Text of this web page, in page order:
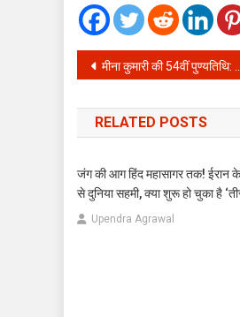
Post
navigation
मीना कुमारी की 54वीं पुण्यतिथि: अनाथालय छोड़ी गई बच्ची कैसे बनी बॉलीवुड की ट्रेजेडी क्वीन? पढ़ें जीवन संघर्ष की अनकही कहानी
RELATED POSTS
जंग की आग हिंद महासागर तक! ईरान
से दुनिया सहमी, क्या शुरू हो चुका है
Upendra Agrawal